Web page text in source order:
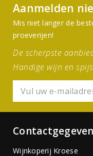
Aanmelden
Mis niet langer de
proeverijen!
De scherpste
Handige wijn en
Wijnkoperij Kroese